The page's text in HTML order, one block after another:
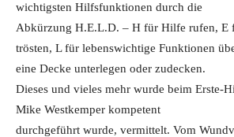
wichtigsten Hilfsfunktionen durch die
Abkürzung H.E.L.D. – H für Hilfe rufen, E
trösten, L für lebenswichtige Funktionen
eine Decke unterlegen oder zudecken.
Dieses und vieles mehr wurde beim Erste-
Mike Westkemper kompetent
durchgeführt wurde, vermittelt. Vom